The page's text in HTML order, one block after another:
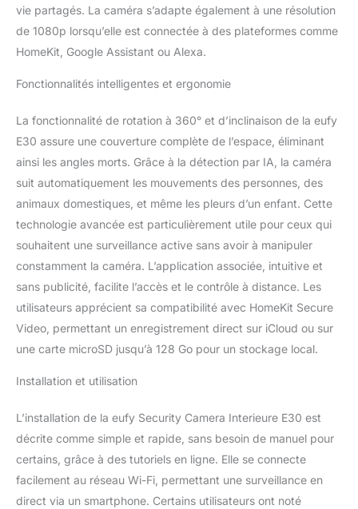
permettent de changer
rapidement la vue de la
caméra d'un seul clic sur
l'écran. Détection et suivi
locale peut reconnaître
humains, les animaux de
compagnie, les sons et
les pleurs. Lorsque la
personnes et des
animaux, elle les suit et
les filme pour que vous
sachiez exactement où
ils se trouvent. Vision
nocturne en couleur
avec projecteur : Le
projecteur intégré vous
permet de passer
facilement du mode
vision nocturne en
des images claires,
même la nuit. Le
projecteur a également
un effet dissuasif.
Compatible avec
Homekit, Alexa et
vie partagés. La caméra s’adapte également à une résolution
de 1080p lorsqu’elle est connectée à des plateformes comme
HomeKit, Google Assistant ou Alexa.
Fonctionnalités intelligentes et ergonomie
La fonctionnalité de rotation à 360° et d’inclinaison de la eufy
E30 assure une couverture complète de l’espace, éliminant
ainsi les angles morts. Grâce à la détection par IA, la caméra
suit automatiquement les mouvements des personnes, des
animaux domestiques, et même les pleurs d’un enfant. Cette
technologie avancée est particulièrement utile pour ceux qui
souhaitent une surveillance active sans avoir à manipuler
constamment la caméra. L’application associée, intuitive et
sans publicité, facilite l’accès et le contrôle à distance. Les
utilisateurs apprécient sa compatibilité avec HomeKit Secure
Video, permettant un enregistrement direct sur iCloud ou sur
une carte microSD jusqu’à 128 Go pour un stockage local.
Installation et utilisation
L’installation de la eufy Security Camera Interieure E30 est
décrite comme simple et rapide, sans besoin de manuel pour
certains, grâce à des tutoriels en ligne. Elle se connecte
facilement au réseau Wi-Fi, permettant une surveillance en
direct via un smartphone. Certains utilisateurs ont noté